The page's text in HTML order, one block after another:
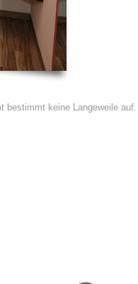
bestimmt keine Langeweile auf.